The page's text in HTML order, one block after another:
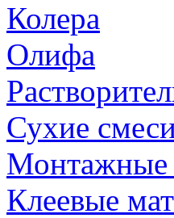
Колера
Олифа
Сухие
Монтажные
Клеевые